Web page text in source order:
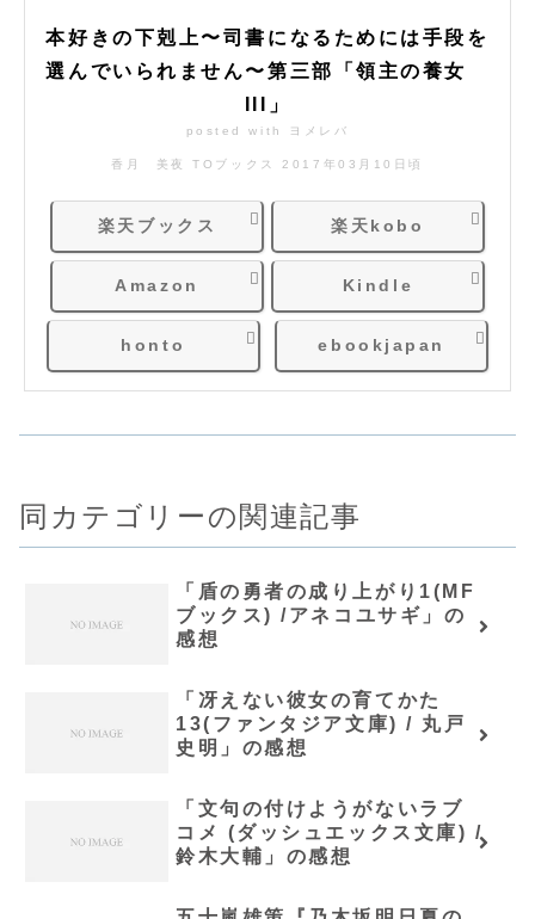
本好きの下剋上〜司書になるためには手段を
選んでいられません〜第三部「領主の養女
III」
posted with ヨメレバ
香月 美夜 TOブックス 2017年03月10日頃
楽天ブックス 楽天kobo
Amazon Kindle
honto ebookjapan
同カテゴリーの関連記事
「盾の勇者の成り上がり1(MF
ブックス) /アネコユサギ」の
感想
「冴えない彼女の育てかた
13(ファンタジア文庫) / 丸戸
史明」の感想
「文句の付けようがないラブ
コメ (ダッシュエックス文庫) /
鈴木大輔」の感想